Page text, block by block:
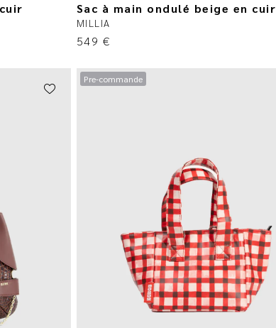
Sac à main ondulé beige en cuir
MILLIA
549 €
Pre-commande